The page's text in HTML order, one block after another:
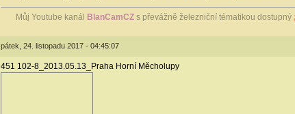
Můj Youtube kanál BlanCamCZ s převážně železniční tématikou dostupný
pátek, 24. listopadu 2017 - 04:45:07
451 102-8_2013.05.13_Praha Horní Měcholupy